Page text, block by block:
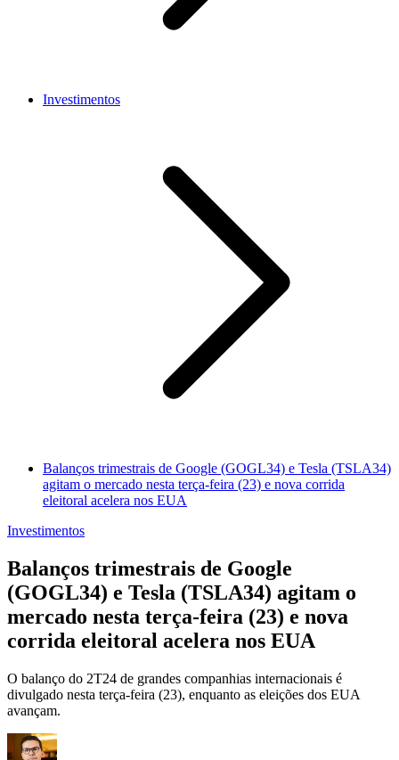
Investimentos
Balanços trimestrais de Google (GOGL34) e Tesla (TSLA34)
agitam o mercado nesta terça-feira (23) e nova corrida
eleitoral acelera nos EUA
Investimentos
Balanços trimestrais de Google
(GOGL34) e Tesla (TSLA34) agitam o
mercado nesta terça-feira (23) e nova
corrida eleitoral acelera nos EUA
O balanço do 2T24 de grandes companhias internacionais é
divulgado nesta terça-feira (23), enquanto as eleições dos EUA
avançam.